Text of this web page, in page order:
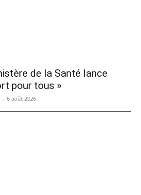
de la Santé lance
pour tous »
- 6 août 2026